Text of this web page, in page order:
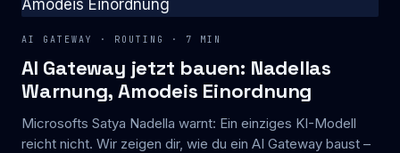
AI GATEWAY · ROUTING · 7 MIN
AI Gateway jetzt bauen: Nadellas
Warnung, Amodeis Einordnung
Microsofts Satya Nadella warnt: Ein einziges KI-Modell
reicht nicht. Wir zeigen dir, wie du ein AI Gateway baust –